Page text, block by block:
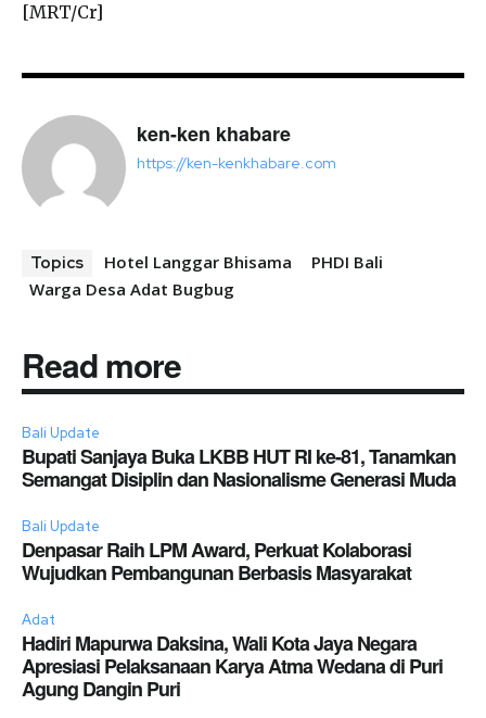
[MRT/Cr]
ken-ken khabare
https://ken-kenkhabare.com
Topics Hotel Langgar Bhisama
PHDI Bali
Warga Desa Adat Bugbug
Read more
Bali Update
Bupati Sanjaya Buka LKBB HUT RI ke-81, Tanamkan
Semangat Disiplin dan Nasionalisme Generasi Muda
Bali Update
Denpasar Raih LPM Award, Perkuat Kolaborasi
Wujudkan Pembangunan Berbasis Masyarakat
Adat
Hadiri Mapurwa Daksina, Wali Kota Jaya Negara
Apresiasi Pelaksanaan Karya Atma Wedana di Puri
Agung Dangin Puri